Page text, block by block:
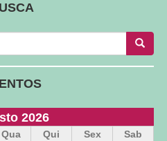
Busca
2026
Qua Qui Sex
Sab